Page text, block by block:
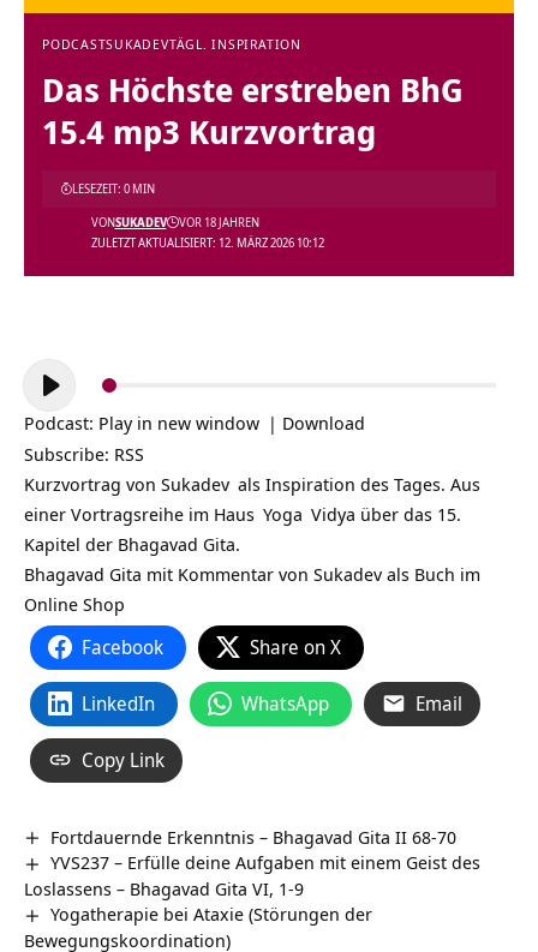
PODCASTSUKADEVTÄGL. INSPIRATION
Das Höchste erstreben BhG
15.4 mp3 Kurzvortrag
ZULETZT AKTUALISIERT: 12. MÄRZ 2026 10:12
VONSUKADEV VOR 18 JAHREN
LESEZEIT: 0 MIN
Audio-
Player
Podcast: Play in new window | Download
Subscribe: RSS
Kurzvortrag von Sukadev als Inspiration des Tages. Aus
einer Vortragsreihe im Haus Yoga Vidya über das 15.
Kapitel der Bhagavad Gita.
Bhagavad Gita mit Kommentar von Sukadev als Buch im
Online Shop
Facebook Share on X
LinkedIn WhatsApp Email
Copy Link
Fortdauernde Erkenntnis – Bhagavad Gita II 68-70
YVS237 – Erfülle deine Aufgaben mit einem Geist des
Loslassens – Bhagavad Gita VI, 1-9
Yogatherapie bei Ataxie (Störungen der
Bewegungskoordination)